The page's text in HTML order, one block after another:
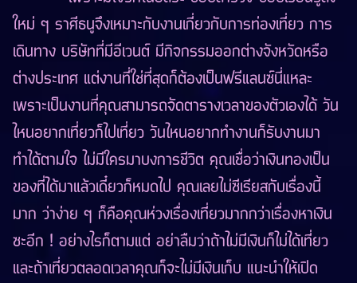
ใหม่ ๆ ราศีธนูจึงเหมาะกับงานเกี่ยวกับการท่องเที่ยว การ
เดินทาง บริษัทที่มีอีเวนต์ มีกิจกรรมออกต่างจังหวัดหรือ
ต่างประเทศ แต่งานที่ใช่ที่สุดก็ต้องเป็นฟรีแลนซ์นี่แหละ
เพราะเป็นงานที่คุณสามารถจัดตารางเวลาของตัวเองได้ วัน
ไหนอยากเที่ยวก็ไปเที่ยว วันไหนอยากทำงานก็รับงานมา
ทำได้ตามใจ ไม่มีใครมาบงการชีวิต คุณเชื่อว่าเงินทองเป็น
ของที่ได้มาแล้วเดี๋ยวก็หมดไป คุณเลยไม่ซีเรียสกับเรื่องนี้
มาก ว่าง่าย ๆ ก็คือคุณห่วงเรื่องเที่ยวมากกว่าเรื่องหาเงิน
ซะอีก ! อย่างไรก็ตามแต่ อย่าลืมว่าถ้าไม่มีเงินก็ไม่ได้เที่ยว
และถ้าเที่ยวตลอดเวลาคุณก็จะไม่มีเงินเก็บ แนะนำให้เปิด